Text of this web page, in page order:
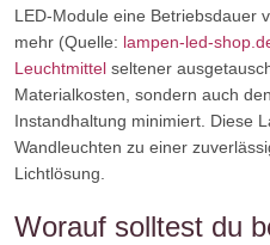
LED-Module eine Betriebsdauer
mehr (Quelle: lampen-led-
Leuchtmittel seltener
Materialkosten, sondern auch
Instandhaltung minimiert. Diese
Wandleuchten zu einer
Lichtlösung.
Worauf solltest du